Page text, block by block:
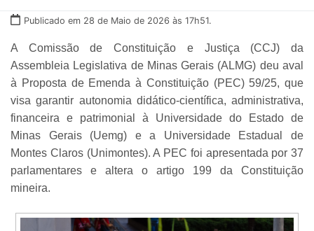
Publicado em 28 de Maio de 2026 às 17h51.
A Comissão de Constituição e Justiça (CCJ) da
Assembleia Legislativa de Minas Gerais (ALMG) deu aval
à Proposta de Emenda à Constituição (PEC) 59/25, que
visa garantir autonomia didático-científica, administrativa,
financeira e patrimonial à Universidade do Estado de
Minas Gerais (Uemg) e a Universidade Estadual de
Montes Claros (Unimontes). A PEC foi apresentada por 37
parlamentares e altera o artigo 199 da Constituição
mineira.